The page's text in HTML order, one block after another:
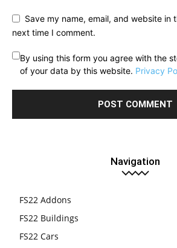
Save my name, email, and website in
next time I comment.
By using this form you agree with the
of your data by this website. Privacy
Navigation
FS22 Addons
FS22 Buildings
FS22 Cars